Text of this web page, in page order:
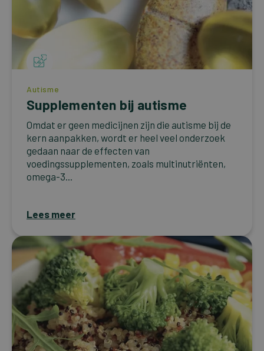
Autisme
Supplementen bij autisme
Omdat er geen medicijnen zijn die autisme bij de
kern aanpakken, wordt er heel veel onderzoek
gedaan naar de effecten van
voedingssupplementen, zoals multinutriënten,
omega-3...
Lees meer